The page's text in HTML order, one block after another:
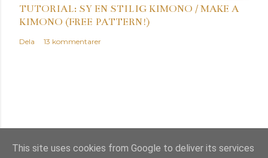
TUTORIAL: SY EN STILIG KIMONO / MAKE A
KIMONO (FREE PATTERN!)
Dela 13 kommentarer
This site uses cookies from Google to deliver its services